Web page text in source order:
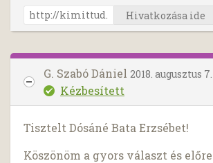
Hivatkozása ide
G. Szabó Dániel 2018. augusztus 7.
Kézbesített
Tisztelt Dósáné Bata Erzsébet!
Köszönöm a gyors választ és